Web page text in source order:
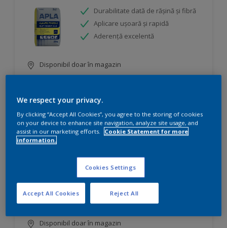
Durabilitate dată de rășină și fibră
Aplicare ușoară și rapidă
Aderență excelentă
Disponibil doar în magazin
Colorant Acomix
Culori intense
Rezistența finisajului
Disponibil doar în magazin
We respect your privacy.
By clicking “Accept All Cookies”, you agree to the storing of cookies
on your device to enhance site navigation, analyze site usage, and
assist in our marketing efforts.
Cookie Statement for more
information.
Cookies Settings
Reject All
Accept All Cookies